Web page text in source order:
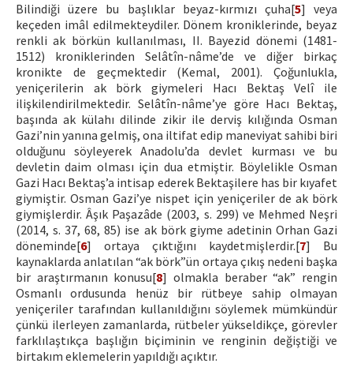
Bilindiği üzere bu başlıklar beyaz-kırmızı çuha[5] veya
keçeden imâl edilmekteydiler. Dönem kroniklerinde, beyaz
renkli ak börkün kullanılması, II. Bayezid dönemi (1481-
1512) kroniklerinden Selâtîn-nâme’de ve diğer birkaç
kronikte de geçmektedir (Kemal, 2001). Çoğunlukla,
yeniçerilerin ak börk giymeleri Hacı Bektaş Velî ile
ilişkilendirilmektedir. Selâtîn-nâme’ye göre Hacı Bektaş,
başında ak külahı dilinde zikir ile derviş kılığında Osman
Gazi’nin yanına gelmiş, ona iltifat edip maneviyat sahibi biri
olduğunu söyleyerek Anadolu’da devlet kurması ve bu
devletin daim olması için dua etmiştir. Böylelikle Osman
Gazi Hacı Bektaş’a intisap ederek Bektaşilere has bir kıyafet
giymiştir. Osman Gazi’ye nispet için yeniçeriler de ak börk
giymişlerdir. Âşık Paşazâde (2003, s. 299) ve Mehmed Neşri
(2014, s. 37, 68, 85) ise ak börk giyme adetinin Orhan Gazi
döneminde[6] ortaya çıktığını kaydetmişlerdir.[7] Bu
kaynaklarda anlatılan “ak börk”ün ortaya çıkış nedeni başka
bir araştırmanın konusu[8] olmakla beraber “ak” rengin
Osmanlı ordusunda henüz bir rütbeye sahip olmayan
yeniçeriler tarafından kullanıldığını söylemek mümkündür
çünkü ilerleyen zamanlarda, rütbeler yükseldikçe, görevler
farklılaştıkça başlığın biçiminin ve renginin değiştiği ve
birtakım eklemelerin yapıldığı açıktır.